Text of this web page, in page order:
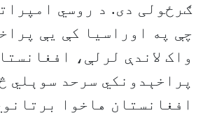
ګرځولی دی. د روسي
چې په اوراسیا کې یې
واک لاندې لرلې،
پراخېدونکي سرحد سوېلي
افغانستان هاخوا